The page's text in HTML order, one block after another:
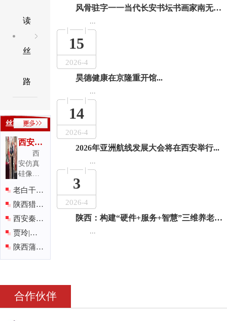
读
丝
路
丝路人物
西安仿
真硅像
制作，
西安妙
吉祥雕
西
安仿真
硅像制
景复
原，仿
真动
物、玻
璃钢雕
塑，西
限公司
主要从
老白干酒
哪款好
喝，问陕
西国郡酒
陕西猎鹰
守卫保安
服务有限
公司在
西安秦皇
医院完成
高难度声
带麻痹
贾玲|西
安莲湖兴
成牛皮癣
陕西蒲城
清泉牧业
公司
风骨驻字一一当代长安书坛书画家南无作品欣赏...
15
2026-4
昊德健康在京隆重开馆...
14
2026-4
2026年亚洲航线发展大会将在西安举行...
3
2026-4
陕西：构建“硬件+服务+智慧”三维养老服务体系...
[首页] [上一页][下一页] [尾页]|1/67|库中共
合作伙伴